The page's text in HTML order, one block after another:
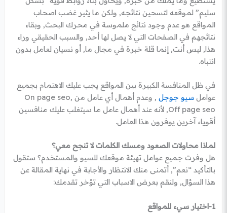
سليم” لموقعه لتسحين نتائجه, ولكن ما يثير غضب اصحاب
المواقع هو عدم وجود نتائج ملموسة في محرك البحث, وبقاء
نتائجهم في الصفحات التي لا يصل لها أحد, والسبب الحقيقي وراء
هذا, ليس أنت, إنما قلة خبرة في مجال ما, أو نسيان لعامل بدون
انتباه.
في ظل المنافسة الكبيرة بين المواقع يجب عليك الاهتمام بجميع
عواملسيو جوجل
, وعدم أهمال أي عامل من On page seo,
Off page seo, لأنه عند أهمال عامل ما سيتغلب عليك منافسين
أقوياء آخرين يوفرون هذا العامل.
لماذا محاولات الصعود ومسك الكلمات لا تنجح معي؟
هل وفرت جميع عوامل تهيئة موقعك للسيو والمستخدم؟ ستقول
بالتأكيد “نعم”, أتمنى منك الانتظار والأجابة في نهاية المقالة عن
هذا السؤال, ولنقم بعرض الاسباب التي تؤخر تقدمك:
1-اختيار سيء للمواقع